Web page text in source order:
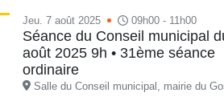
Jeu. 7 août 2025 09h00 - 11h00
Séance du Conseil municipal
août 2025 9h • 31ème séance
ordinaire
Salle du Conseil municipal, mairie du
PDF - 1.6 Mio